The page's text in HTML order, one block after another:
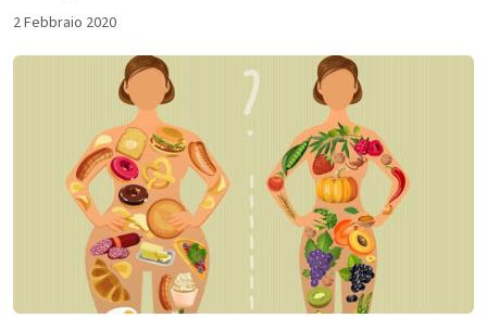
2 Febbraio 2020